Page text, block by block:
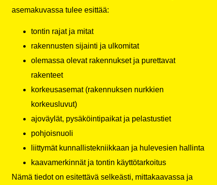
asemakuvassa tulee esittää:
tontin rajat ja mitat
rakennusten sijainti ja ulkomitat
olemassa olevat rakennukset ja purettavat
rakenteet
korkeusasemat (rakennuksen nurkkien
korkeusluvut)
ajoväylät, pysäköintipaikat ja pelastustiet
pohjoisnuoli
liittymät kunnallistekniikkaan ja hulevesien hallinta
kaavamerkinnät ja tontin käyttötarkoitus
Nämä tiedot on esitettävä selkeästi, mittakaavassa ja